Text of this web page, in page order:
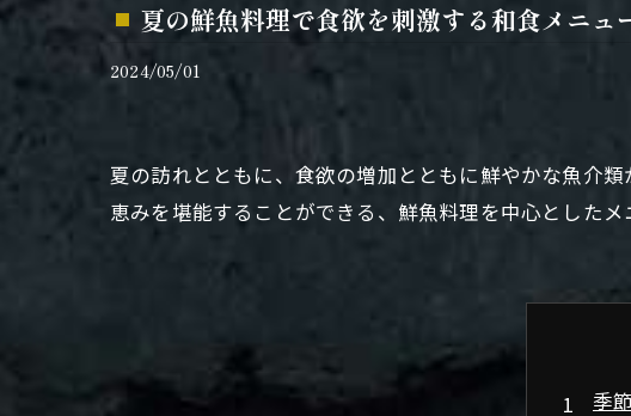
夏の鮮魚料理で食欲を刺激する和食メニュ
2024/05/01
夏の訪れとともに、食欲の増加とともに鮮やかな魚介
恵みを堪能することができる、鮮魚料理を中心とした
季